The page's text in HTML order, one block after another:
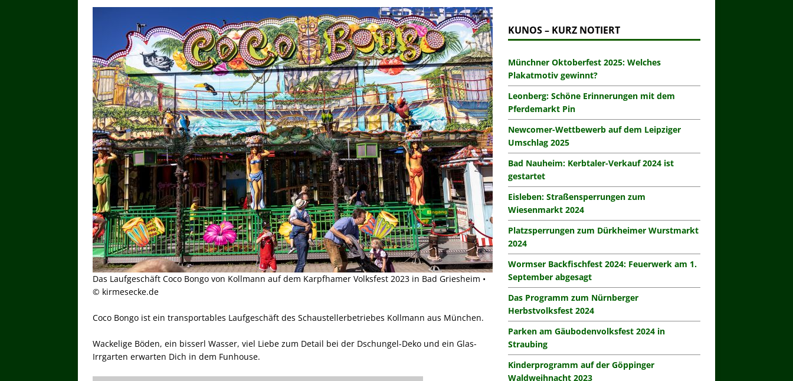
Das Laufgeschäft Coco Bongo von Kollmann auf dem Karpfhamer Volksfest 2023 in Bad Griesheim •
© kirmesecke.de
Coco Bongo ist ein transportables Laufgeschäft des Schaustellerbetriebes Kollmann aus München.
Wackelige Böden, ein bisserl Wasser, viel Liebe zum Detail bei der Dschungel-Deko und ein Glas-
Irrgarten erwarten Dich in dem Funhouse.
KUNOS – KURZ NOTIERT
Münchner Oktoberfest 2025: Welches
Plakatmotiv gewinnt?
Leonberg: Schöne Erinnerungen mit dem
Pferdemarkt Pin
Newcomer-Wettbewerb auf dem Leipziger
Umschlag 2025
Bad Nauheim: Kerbtaler-Verkauf 2024 ist
gestartet
Eisleben: Straßensperrungen zum
Wiesenmarkt 2024
Platzsperrungen zum Dürkheimer Wurstmarkt
2024
Wormser Backfischfest 2024: Feuerwerk am 1.
September abgesagt
Das Programm zum Nürnberger
Herbstvolksfest 2024
Parken am Gäubodenvolksfest 2024 in
Straubing
Kinderprogramm auf der Göppinger
Waldweihnacht 2023